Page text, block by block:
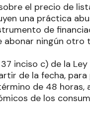
el precio de
una práctica
de
abonar ningún otro
inciso c) de la
de la fecha,
de 48 horas,
de los